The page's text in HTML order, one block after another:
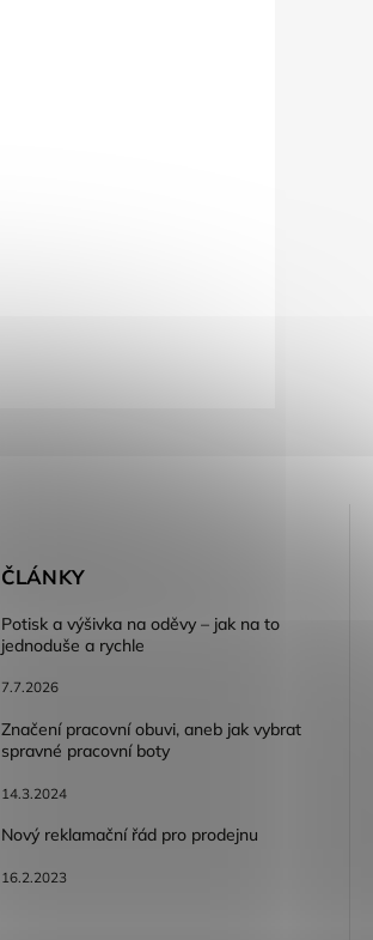
ČLÁNKY
Potisk a výšivka na oděvy – jak na to
jednoduše a rychle
7.7.2026
Značení pracovní obuvi, aneb jak vybrat
spravné pracovní boty
14.3.2024
Nový reklamační řád pro prodejnu
16.2.2023